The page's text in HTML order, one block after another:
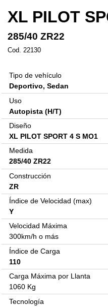
XL PILOT
285/40 ZR22
Cod. 22130
Tipo de vehículo
Deportivo, Sedan
Uso
Autopista (H/T)
Diseño
XL PILOT SPORT 4 S MO1
Medida
285/40 ZR22
Construcción
ZR
Índice de Velocidad (max)
Y
Velocidad Máxima
300km/h o más
Índice de Carga
110
Carga Máxima por Llanta
1060 Kg
Tecnología